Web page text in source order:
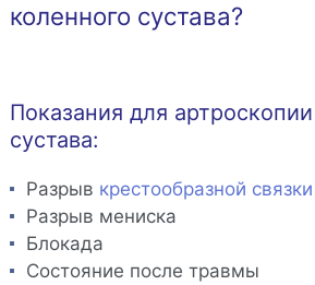
коленного сустава?
Показания для
сустава:
Разрыв крестообразной связки
Разрыв мениска
Блокада
Состояние после травмы